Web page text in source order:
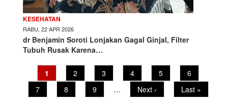
KESEHATAN
RABU, 22 APR 2026
dr Benjamin Soroti Lonjakan Gagal Ginjal, Filter
Tubuh Rusak Karena…
PaginationCurrent
page
1 Page
2 Page
3 Page
4 Page
5 Page
6
Page
7 Page
8 Page
9 …
Next
page
Next ›
Last
page
Last »